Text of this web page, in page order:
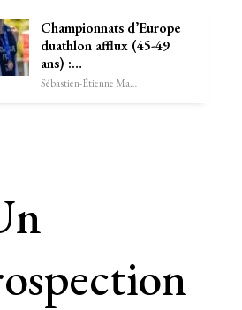
Championnats d’Europe
duathlon afflux (45-49
ans) :…
Sébastien-Étienne Marechal